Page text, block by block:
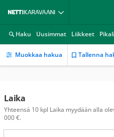
Haku Uusimmat Liikkeet
Muokkaa hakua Tallenna
Laika
Yhteensä 10 kpl Laika myydään alla
000 €.